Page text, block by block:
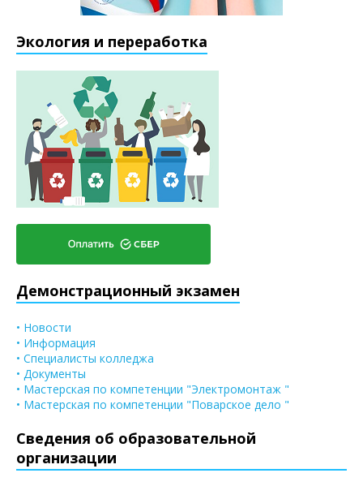
Экология и переработка
Демонстрационный экзамен
• Новости
• Информация
• Специалисты колледжа
• Документы
• Мастерская по компетенции "Электромонтаж "
• Мастерская по компетенции "Поварское дело "
Сведения об образовательной
организации